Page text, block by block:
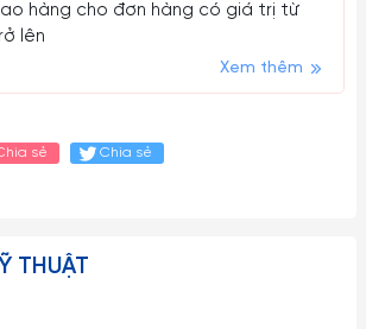
hàng cho đơn hàng có giá trị từ
lên
Xem thêm
sẻ Chia sẻ
THUẬT